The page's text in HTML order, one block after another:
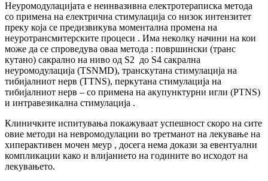
Неуромодулацијата е неинвазивна електротераписка метода
со примена на електрична стимулација со низок интензитет
преку која се предизвикува моментална промена на
неуротрансмитерските процеси . Има неколку начини на кои
може да се спроведува оваа метода : површински (транс
кутано) сакрално на ниво од S2 до S4 сакрална
неуромодулација (ТSNMD), транскутана стимулација на
тибијалниот нерв (ТTNS), перкутана стимулација на
тибијалниот нерв – со примена на акупунктурни игли (PTNS)
и интравезикална стимулација .
Клиничките испитувања покажуваат успешност скоро на сите
овие методи на невромодулации во третманот на лекување на
хиперактивен мочен меур , досега нема докази за евентуални
компликации како и влијанието на годините во исходот на
лекувањето.